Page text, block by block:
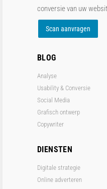
conversie van uw
Scan aanvragen
BLOG
Analyse
Usability & Conversie
Social Media
Grafisch ontwerp
Copywriter
DIENSTEN
Digitale strategie
Online adverteren